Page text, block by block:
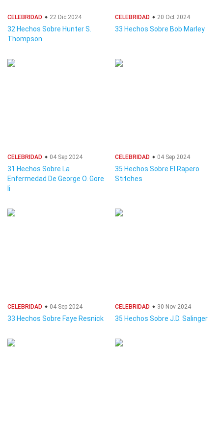
CELEBRIDAD 22 Dic 2024
32 Hechos Sobre Hunter S.
Thompson
CELEBRIDAD 20 Oct 2024
33 Hechos Sobre Bob Marley
CELEBRIDAD 04 Sep 2024
31 Hechos Sobre La
Enfermedad De George O. Gore
Ii
CELEBRIDAD 04 Sep 2024
35 Hechos Sobre El Rapero
Stitches
CELEBRIDAD 04 Sep 2024
33 Hechos Sobre Faye Resnick
CELEBRIDAD 30 Nov 2024
35 Hechos Sobre J.D. Salinger